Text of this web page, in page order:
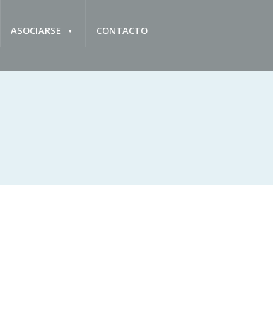
ASOCIARSE CONTACTO